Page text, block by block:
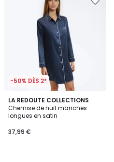
-50% DÈS 2*
LA REDOUTE COLLECTIONS
Chemise de nuit manches
longues en satin
37,99 €
4,6
/ 5